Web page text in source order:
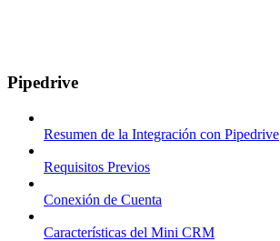
Pipedrive
Resumen de la Integración con Pipedrive
Requisitos Previos
Conexión de Cuenta
Características del Mini CRM